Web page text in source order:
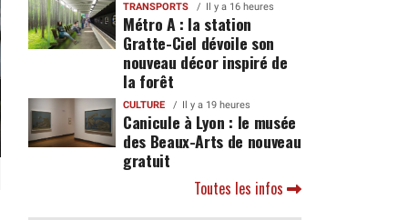
TRANSPORTS Il y a 16 heures
Métro A : la station
Gratte-Ciel dévoile son
nouveau décor inspiré de
la forêt
CULTURE Il y a 19 heures
Canicule à Lyon : le musée
des Beaux-Arts de nouveau
gratuit
Toutes les infos